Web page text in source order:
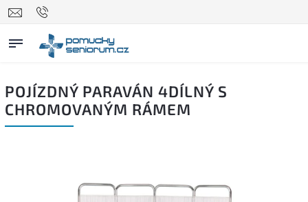
POJÍZDNÝ PARAVÁN 4DÍLNÝ S
CHROMOVANÝM RÁMEM